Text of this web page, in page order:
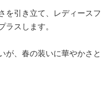
を引き立て、レディースフ
スします。
が、春の装いに華やかさと